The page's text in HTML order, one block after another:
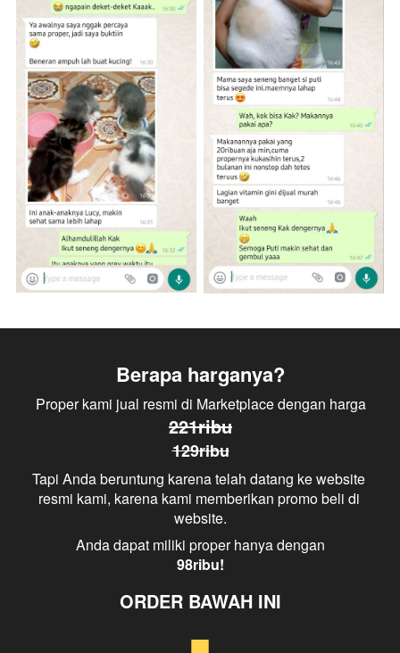
Berapa harganya?
Proper kami jual resmi di Marketplace dengan harga
221ribu
129ribu
Tapi Anda beruntung karena telah datang ke website
resmi kami, karena kami memberikan promo beli di
website.
Anda dapat miliki proper hanya dengan
98ribu!
ORDER BAWAH INI